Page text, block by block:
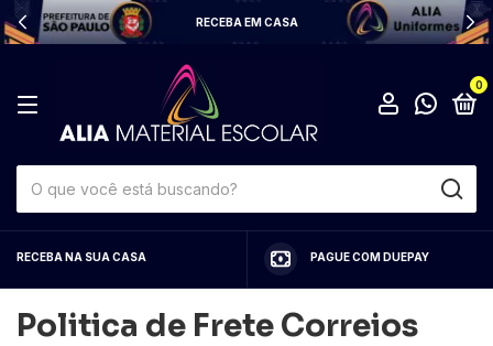
RECEBA EM CASA
0
RECEBA NA SUA CASA PAGUE COM DUEPAY
Politica de Frete Correios